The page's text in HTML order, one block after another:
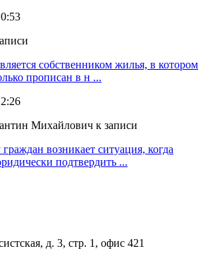
собственником жилья, в котором
прописан в н ...
Михайлович к записи
возникает ситуация, когда
подтвердить ...
д. 3, стр. 1, офис 421